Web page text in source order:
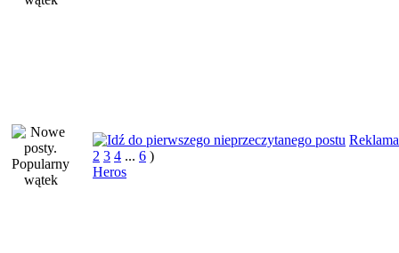
Reklama
2 3 4 ... 6 )
Heros